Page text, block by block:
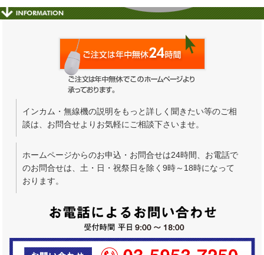
インカム・無線機の説明をもっと詳しく聞きたい等のご相
談は、お問合せよりお気軽にご相談下さいませ。
ホームページからのお申込・お問合せは24時間、お電話で
のお問合せは、土・日・祝祭日を除く9時～18時になって
おります。